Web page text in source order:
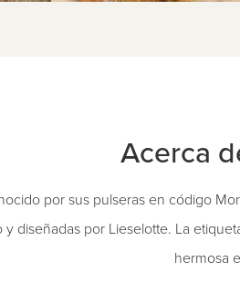
Acerca
por sus pulseras en código
diseñadas por Lieselotte. La
hermosa